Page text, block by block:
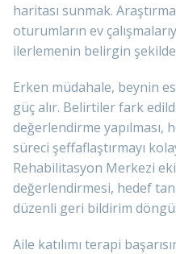
haritası sunmak.
oturumların ev
ilerlemenin belirgin şekilde
Erken müdahale, beynin
güç alır. Belirtiler fark
değerlendirme yapılması,
süreci şeffaflaştırmayı
Rehabilitasyon Merkezi
değerlendirmesi, hedef
düzenli geri bildirim
Aile katılımı terapi